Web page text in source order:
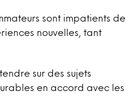
sont impatients de
nouvelles, tant
sur des sujets
en accord avec les